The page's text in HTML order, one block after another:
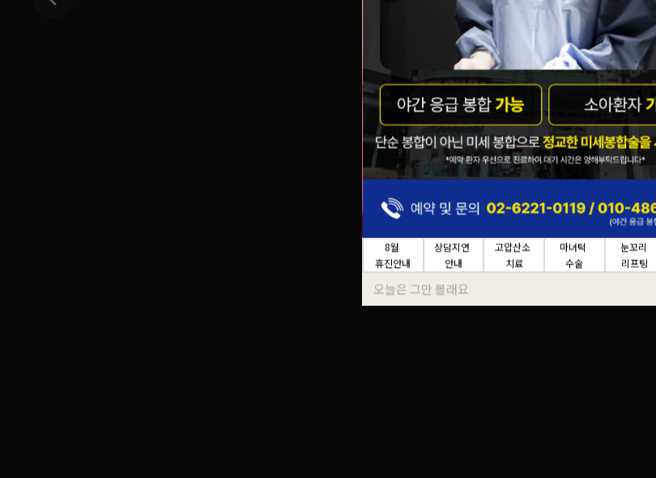
8월
휴진안내
상담지연
안내
고압산소
치료
마녀턱
수술
눈꼬리
리프팅
오늘은 그만 볼래요